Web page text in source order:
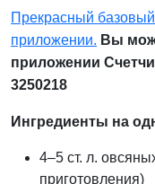
Прекрасный
приложении. Вы
приложении
3250218
Ингредиенты на
4–5 ст. л.
приготовления)